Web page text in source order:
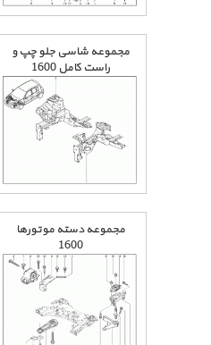
مجموعه شاسی جلو چپ و
راست کامل 1600
مجموعه دسته موتورها
1600